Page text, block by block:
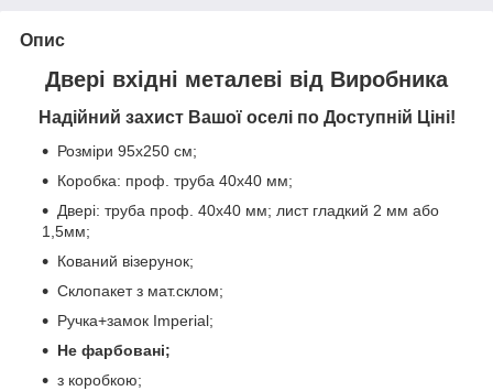
Опис
Двері вхідні металеві від Виробника
Надійний захист Вашої оселі по Доступній Ціні!
Розміри 95х250 см;
Коробка: проф. труба 40х40 мм;
Двері: труба проф. 40х40 мм; лист гладкий 2 мм або
1,5мм;
Кований візерунок;
Склопакет з мат.склом;
Ручка+замок Imperial;
Не фарбовані;
з коробкою;